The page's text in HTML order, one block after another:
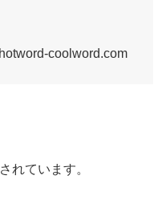
coolword.com
れています。